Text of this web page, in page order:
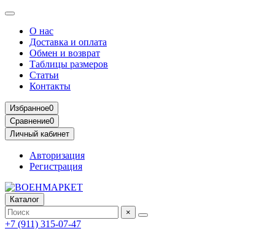
О нас
Доставка и оплата
Обмен и возврат
Таблицы размеров
Статьи
Контакты
Избранное0
Сравнение0
Личный кабинет
Авторизация
Регистрация
Каталог
×
+7 (911) 315-07-47